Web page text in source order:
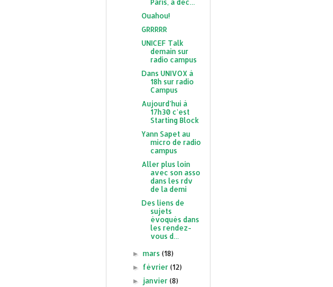
Paris, à déc...
Ouahou!
GRRRRR
UNICEF Talk
demain sur
radio campus
Dans UNIVOX à
18h sur radio
Campus
Aujourd'hui à
17h30 c'est
Starting Block
Yann Sapet au
micro de radio
campus
Aller plus loin
avec son asso
dans les rdv
de la demi
Des liens de
sujets
évoqués dans
les rendez-
vous d...
►mars(18)
► février(12)
► janvier(8)